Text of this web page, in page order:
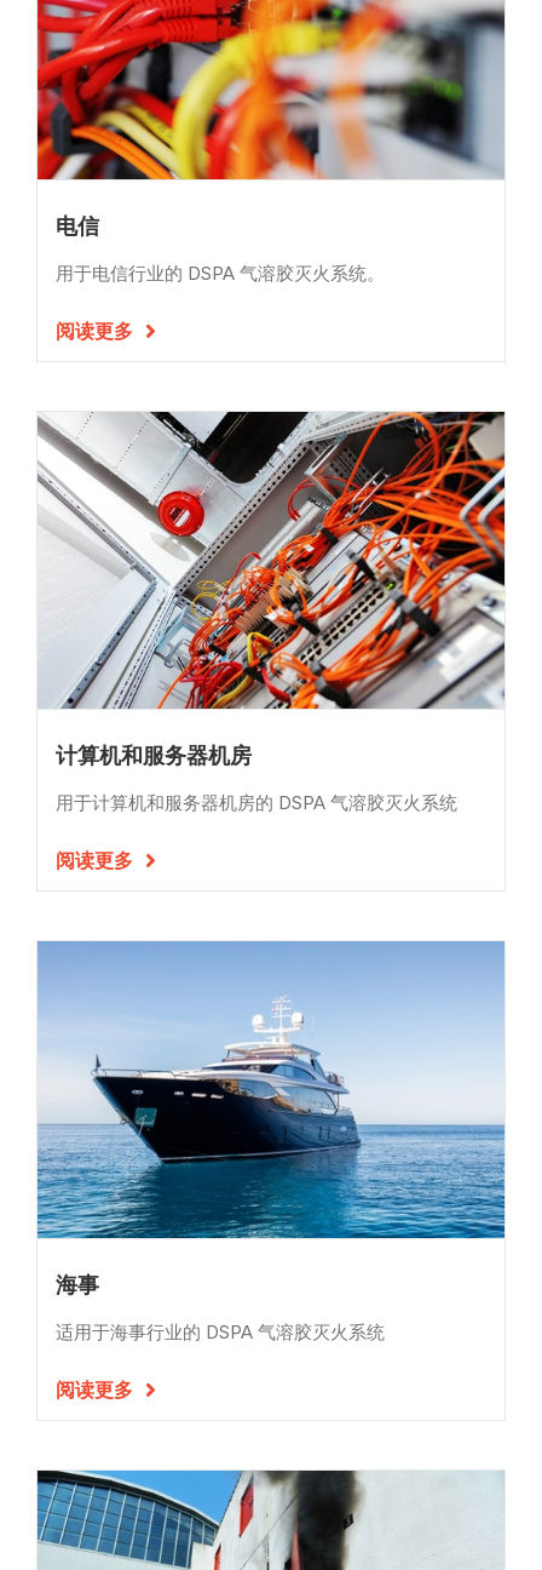
电信
用于电信行业的 DSPA 气溶胶灭火系统。
阅读更多 
计算机和服务器机房
用于计算机和服务器机房的 DSPA 气溶胶灭火系统
阅读更多 
海事
适用于海事行业的 DSPA 气溶胶灭火系统
阅读更多 